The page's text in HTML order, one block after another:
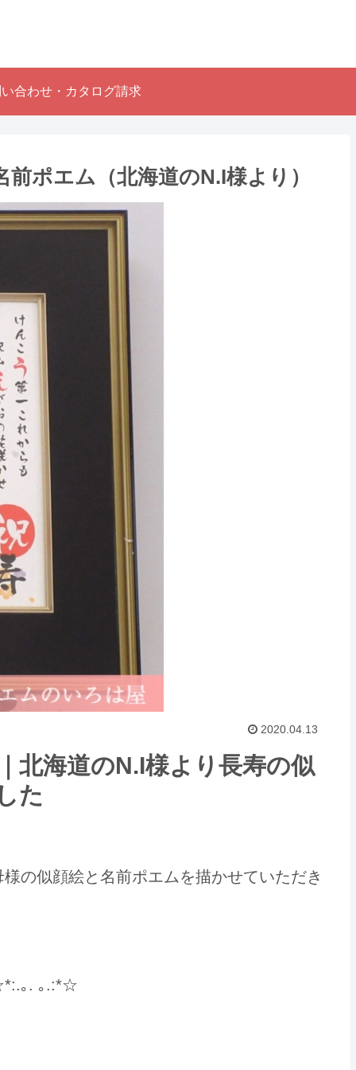
合わせ・カタログ請求
ポエム（北海道のN.I様より ）
2020.04.13
北海道のN.I様より長寿の似
た
の似顔絵と名前ポエムを描かせていただき
｡. ｡.:*☆